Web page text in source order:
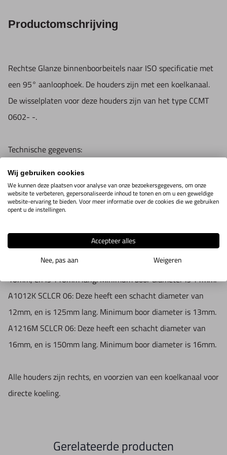
Productomschrijving
Rechtse Glanze binnenboorbeitels naar ISO specificatie met
een 95° aanloophoek. De houders zijn met een koelkanaal.
De wisselplaten voor deze houders zijn van het type CCMT
0602- -.
Technische gegevens:
twee 80 ° hoeken is gemonteerd met een 95 ° aanloophoek.
Het maakt het mogelijk om zowel recht te draaien als
inwendig te kotteren.
A0608H SCLCR 06: Deze heeft een schacht diameter van
8mm, en is 100mm lang. Minimum boor diameter is 9mm.
A0810J SCLCR 06: Deze heeft een schacht diameter van
10mm, en is 110mm lang. Minimum boor diameter is 11mm.
A1012K SCLCR 06: Deze heeft een schacht diameter van
12mm, en is 125mm lang. Minimum boor diameter is 13mm.
A1216M SCLCR 06: Deze heeft een schacht diameter van
16mm, en is 150mm lang. Minimum boor diameter is 16mm.
Alle houders zijn rechts, en voorzien van een koelkanaal voor
directe koeling.
Gerelateerde producten
Wij gebruiken cookies
We kunnen deze plaatsen voor analyse van onze bezoekersgegevens, om onze
website te verbeteren, gepersonaliseerde inhoud te tonen en om u een geweldige
website-ervaring te bieden. Voor meer informatie over de cookies die we gebruiken
opent u de instellingen.
Accepteer alles
Nee, pas aan
Weigeren